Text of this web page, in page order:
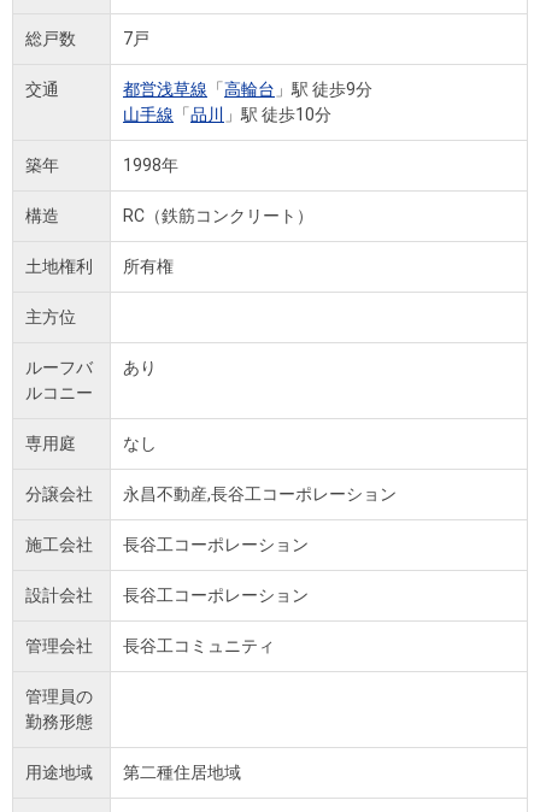
総戸数 7戸
交通 都営浅草線 「高輪台 」駅 徒歩9分
山手線 「品川 」駅 徒歩10分
築年 1998年
構造 RC（鉄筋コンクリート）
土地権利 所有権
主方位
ルーフバ
ルコニー
あり
専用庭 なし
分譲会社 永昌不動産,長谷工コーポレーション
施工会社 長谷工コーポレーション
設計会社 長谷工コーポレーション
管理会社 長谷工コミュニティ
管理員の
勤務形態
用途地域 第二種住居地域